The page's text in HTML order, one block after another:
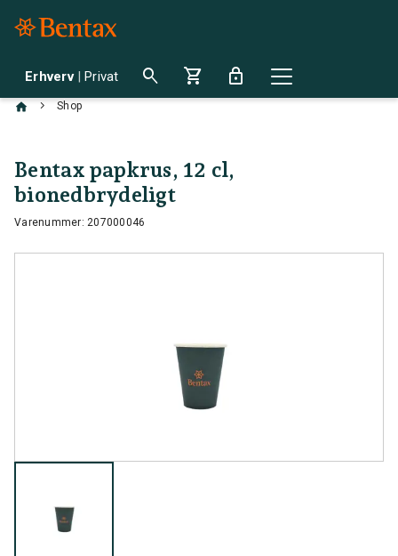
Erhverv | Privat search shopping_cart lock
chevron_right Shop
Bentax papkrus, 12 cl,
bionedbrydeligt
Varenummer: 207000046